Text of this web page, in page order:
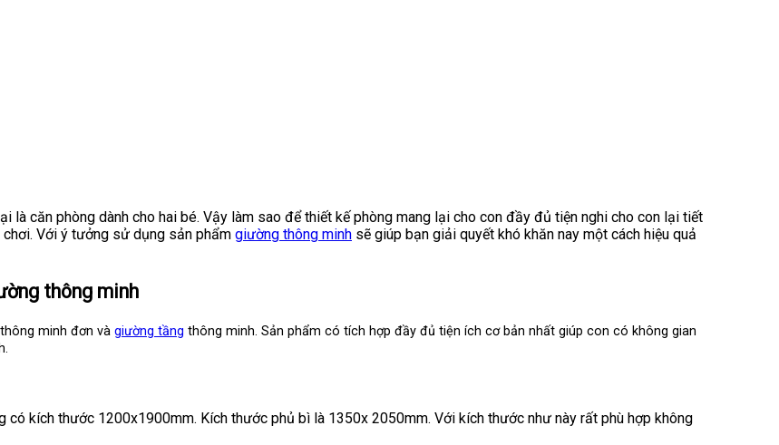
là căn phòng dành cho hai bé. Vậy làm sao để thiết kế phòng mang lại cho con đầy đủ tiện nghi cho con lại tiết
Với ý tưởng sử dụng sản phẩm giường thông minh sẽ giúp bạn giải quyết khó khăn nay một cách hiệu quả
thông minh
minh đơn và giường tầng thông minh. Sản phẩm có tích hợp đầy đủ tiện ích cơ bản nhất giúp con có không gian
kích thước 1200x1900mm. Kích thước phủ bì là 1350x 2050mm. Với kích thước như này rất phù hợp không